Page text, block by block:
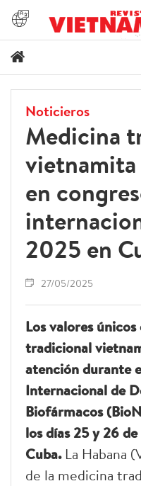
Noticieros
Medicina
en
2025 en
27/05/2025
Los valores
tradicional
atención durante
Internacional de
Biofármacos
los días 25 y 26
Cuba. La Habana
de la medicina